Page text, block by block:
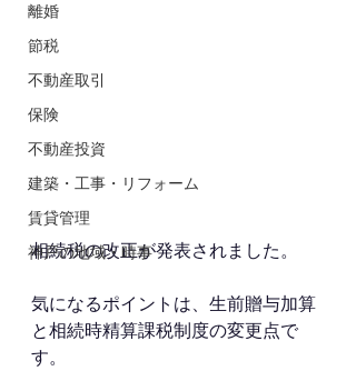
離婚
節税
不動産取引
保険
不動産投資
建築・工事・リフォーム
賃貸管理
神戸の地域・時事
相続税の改正が発表されました。
気になるポイントは、生前贈与加算
と相続時精算課税制度の変更点で
す。